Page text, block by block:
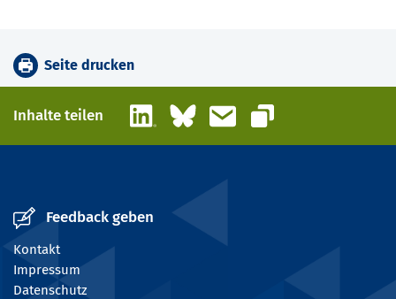
Seite drucken
Inhalte teilen LinkedInBlueskyE-Mail
Link kopieren
Feedback geben
Kontakt
Impressum
Datenschutz